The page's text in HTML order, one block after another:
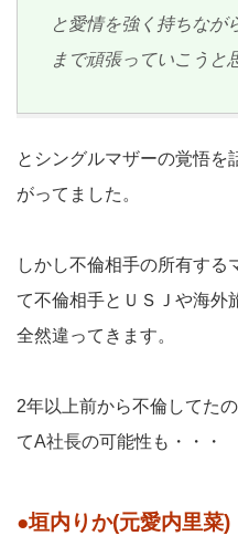
と愛情を強く持ちなが
まで頑張っていこうと
とシングルマザーの覚悟を
がってました。
しかし不倫相手の所有する
て不倫相手とＵＳＪや海外
全然違ってきます。
2年以上前から不倫してた
てA社長の可能性も・・・
●垣内りか(元愛内里菜